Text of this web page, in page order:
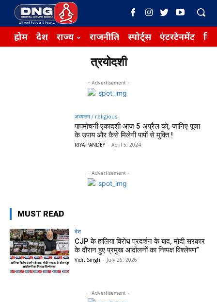
होम देश राज्य राजनीति स्पोर्ट्स एंटरटेनमेंट
त्रयोदशी
- Advertisement -
अध्यातम / religious
पापमोचनी एकादशी आज 5 अप्रैल को, जानिए पूजा
के उपाय और कैसे मिलेगी पापों से मुक्ति !
RIYA PANDEY - April 5, 2024
- Advertisement -
MUST READ
देश
CJP के हालिया विरोध प्रदर्शन के बाद, मोदी सरकार
के दौरान हुए प्रमुख आंदोलनों का निष्पक्ष विश्लेषण”
Vidit Singh - July 26, 2026
- Advertisement -